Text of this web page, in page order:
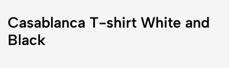
Casablanca T-shirt White and
Black